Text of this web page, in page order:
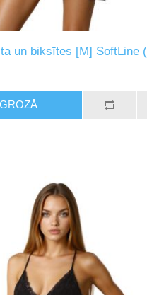
un biksītes [M] SoftLine